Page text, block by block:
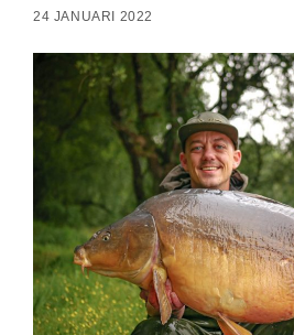
24 JANUARI 2022